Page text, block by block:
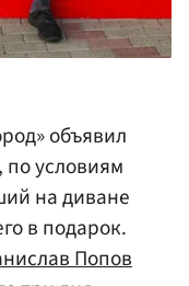
объявил
условиям
на диване
в подарок.
Попов